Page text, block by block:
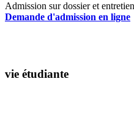
Admission sur dossier et entretien
Demande d'admission en ligne
vie étudiante